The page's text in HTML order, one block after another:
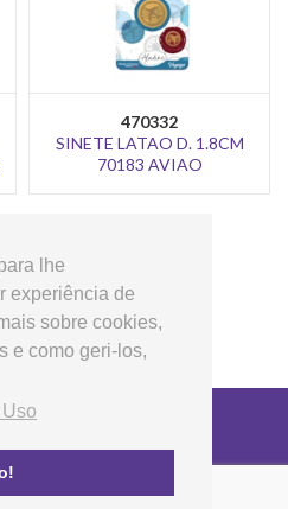
lhe
experiência de
sobre cookies,
e como geri-los,
470332
SINETE LATAO D. 1.8CM
70183 AVIAO
Crafts Todos os direitos
de Uso
FAQ's